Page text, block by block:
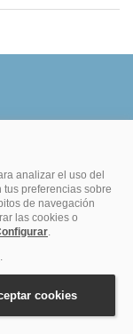
total
reservas